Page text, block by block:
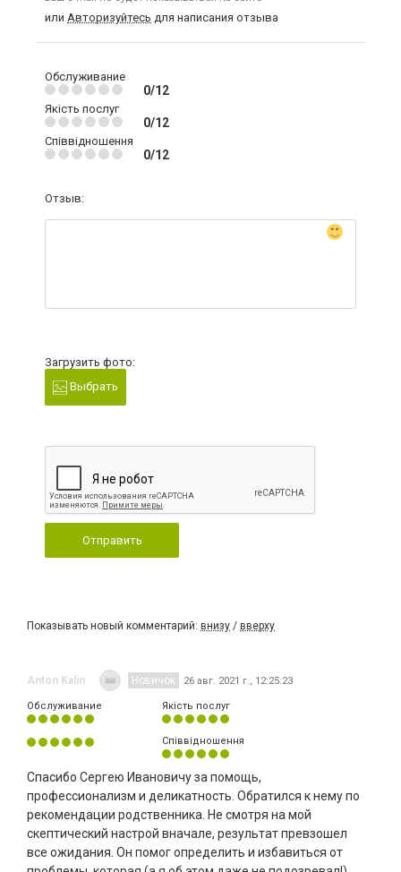
или Авторизуйтесь для написания отзыва
Обслуживание
0/12
Якість послуг
0/12
Співвідношення
0/12
Отзыв:
Загрузить фото:
Выбрать
Отправить
Показывать новый комментарий: внизу / вверху
Anton Kalin Новичок 26 авг. 2021 г., 12:25:23
Обслуживание Якість послуг
Співвідношення
Спасибо Сергею Ивановичу за помощь,
профессионализм и деликатность. Обратился к нему по
рекомендации родственника. Не смотря на мой
скептический настрой вначале, результат превзошел
все ожидания. Он помог определить и избавиться от